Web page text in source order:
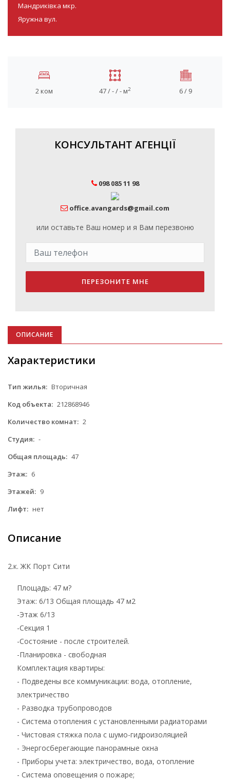
Мандриківка мкр.
Яружна вул.
2 ком 47 / - / - м2 6 / 9
КОНСУЛЬТАНТ АГЕНЦІЇ
098 085 11 98
office.avangards@gmail.com
или оставьте Ваш номер и я Вам перезвоню
ПЕРЕЗОНИТЕ МНЕ
ОПИСАНИЕ
Характеристики
Тип жилья: Вторичная
Код объекта: 212868946
Количество комнат: 2
Студия: -
Общая площадь: 47
Этаж: 6
Этажей: 9
Лифт: нет
Описание
2.к. ЖК Порт Сити
Площадь: 47 м?
Этаж: 6/13 Общая площадь 47 м2
-Этаж 6/13
-Секция 1
-Состояние - после строителей.
-Планировка - свободная
Комплектация квартиры:
- Подведены все коммуникации: вода, отопление,
электричество
- Разводка трубопроводов
- Система отопления с установленными радиаторами
- Чистовая стяжка пола с шумо-гидроизоляцией
- Энергосберегающие панорамные окна
- Приборы учета: электричество, вода, отопление
- Система оповещения о пожаре;